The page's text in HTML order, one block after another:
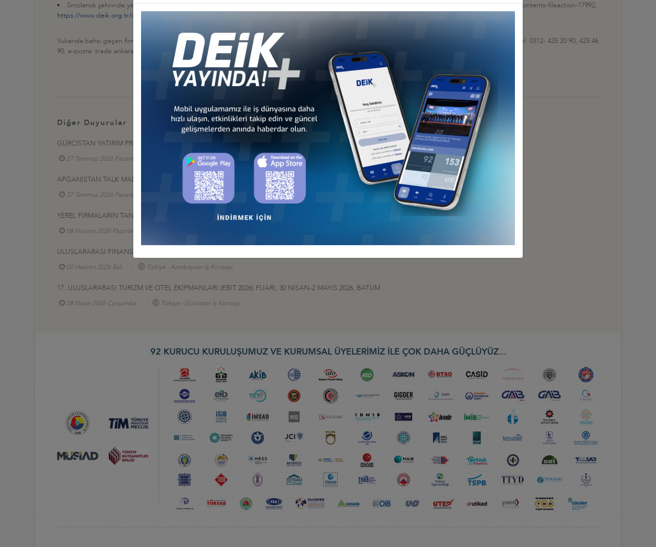
Smolensk şehrinde yerleşik, çeşitli hayvansal ve bitki koruma ürünleri üreten AgroTrade firmasının ürün tanıtım sunumlarına https://www.deik.org.tr/contents-fileaction-17992,
https://www.deik.org.tr/contents-fileaction-17990b
Yukarıda bahsi geçen firma ve kurumlarla işbirliği yapmak isteyen üyelerimizin doğrudan bağlantı kurmaları veya RF Ticaret Mümessilliğine (Ankara ofis: Tel. 0312- 425 20 90, 425 46
90, e-posta: trade.ankara@yandex.ru / İstanbul ofis: Tel. 0212-244 35 87 / e-posta: rustradeist@yandex.ru ) başvurmaları gerekmektedir.
Diğer Duyurular
GÜRCİSTAN YATIRIM PROJELERİ HK.
27 Temmuz 2026 Pazartesi Türkiye - Gürcistan İş Konseyi
AFGANİSTAN TALK MADEN SAHASI GELİŞTİRME İHALESİ HK
27 Temmuz 2026 Pazartesi Türkiye - Afganistan İş Konseyi
YEREL FİRMALARIN TANITIM SERGİSİ, 17-20 HAZİRAN 2026, BAKÜ
08 Haziran 2026 Pazartesi
ULUSLARARASI FİNANS VE BANKACILIK ZİRVESİ 2026: TÜRK DEVLETLERİNİN KÜRESELFİNANSAL ENTEGRASYONU, 9-10 HAZİRAN 2026, BAKÜ
02 Haziran 2026 Salı Türkiye - Azerbaycan İş Konseyi
17. ULUSLARARASI TURİZM VE OTEL EKİPMANLARI (EBIT 2026) FUARI, 30 NİSAN-2 MAYIS 2026, BATUM
08 Nisan 2026 Çarşamba Türkiye - Gürcistan İş Konseyi
92 KURUCU KURULUŞUMUZ VE KURUMSAL ÜYELERİMİZ İLE ÇOK DAHA GÜÇLÜYÜZ...